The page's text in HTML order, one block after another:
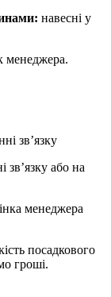
навесні у
менеджера.
зв’язку
зв’язку або на
менеджера
посадкового
гроші.